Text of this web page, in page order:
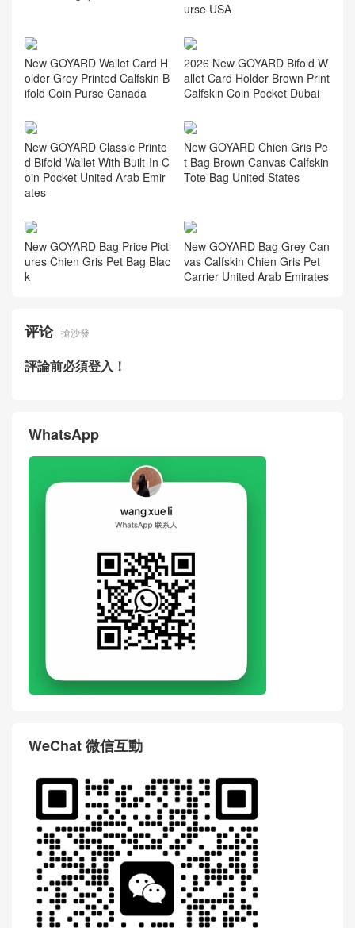
urse USA
New GOYARD Wallet Card H
older Grey Printed Calfskin B
ifold Coin Purse Canada
2026 New GOYARD Bifold W
allet Card Holder Brown Print
Calfskin Coin Pocket Dubai
New GOYARD Classic Printe
d Bifold Wallet With Built-In C
oin Pocket United Arab Emir
ates
New GOYARD Chien Gris Pe
t Bag Brown Canvas Calfskin
Tote Bag United States
New GOYARD Bag Price Pict
ures Chien Gris Pet Bag Blac
k
New GOYARD Bag Grey Can
vas Calfskin Chien Gris Pet
Carrier United Arab Emirates
评论 搶沙發
評論前必須登入！
WhatsApp
WeChat 微信互動